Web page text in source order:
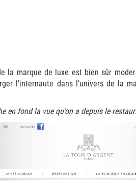
la marque de luxe est bien sûr
l’internaute dans l’univers de la
en fond la vue qu’on a depuis le